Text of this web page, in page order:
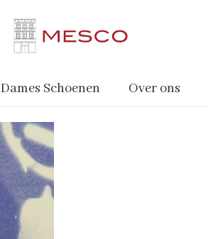
Dames Schoenen Over ons